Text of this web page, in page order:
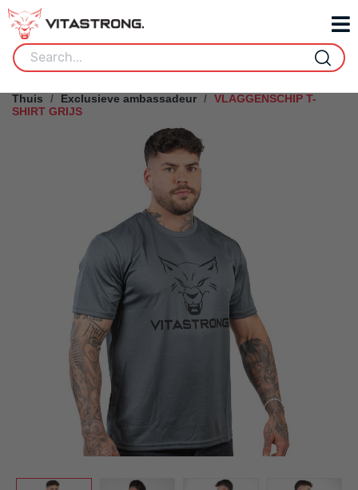
Thuis Exclusieve ambassadeur
VLAGGENSCHIP T-
SHIRT GRIJS